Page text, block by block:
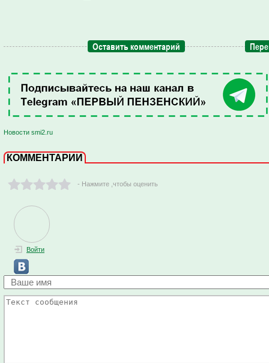
Оставить комментарий
Новости smi2.ru
КОММЕНТАРИИ
- Нажмите ,чтобы оценить
Войти